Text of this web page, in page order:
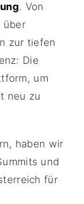
. Von
über
zur tiefen
Die
um
neu zu
haben wir
und
für